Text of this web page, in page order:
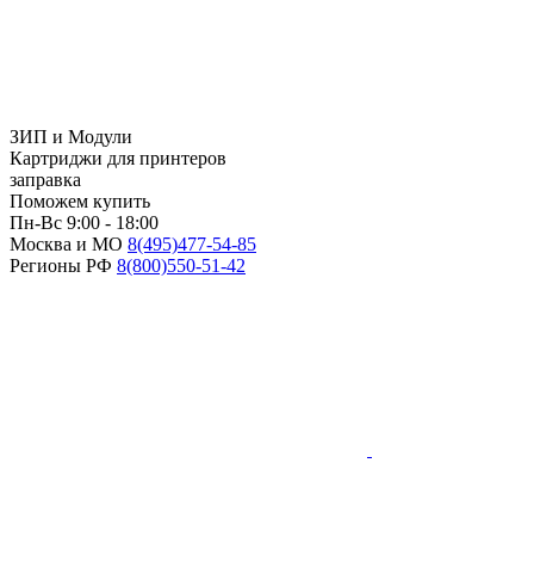
ЗИП и Модули
Картриджи для принтеров
заправка
Поможем купить
Пн-Вс 9:00 - 18:00
Москва и МО 8(495)477-54-85
Регионы РФ 8(800)550-51-42